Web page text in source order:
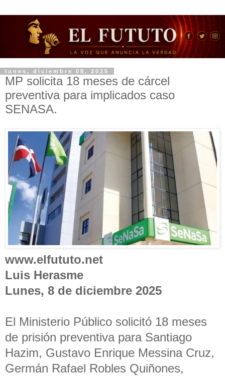
lunes, diciembre 08, 2025
MP solicita 18 meses de cárcel
preventiva para implicados caso
SENASA.
www.elfututo.net
Luis Herasme
Lunes, 8 de diciembre 2025
El Ministerio Público solicitó 18 meses
de prisión preventiva para Santiago
Hazim, Gustavo Enrique Messina Cruz,
Germán Rafael Robles Quiñones,